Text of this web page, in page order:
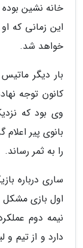
خانه نشین
این زمانی که
خواهد شد.
بار دیگر
کانون توجه
وی بود که
بانوی پیر
را به ثمر رساند.
اول بازی مشکل
دارد و از تیم